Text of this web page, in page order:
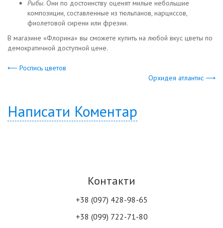
Рыбы. Они по достоинству оценят милые небольшие
композиции, составленные из тюльпанов, нарциссов,
фиолетовой сирени или фрезии.
В магазине «Флорина» вы сможете купить на любой вкус цветы по
демократичной доступной цене.
⟵ Роспись цветов
Орхидея атлантис ⟶
Написати Коментар
Контакти
+38 (097) 428-98-65
+38 (099) 722-71-80